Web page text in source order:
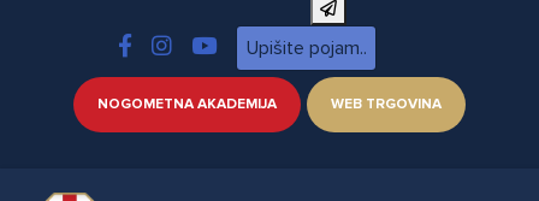
NOGOMETNA AKADEMIJA WEB TRGOVINA